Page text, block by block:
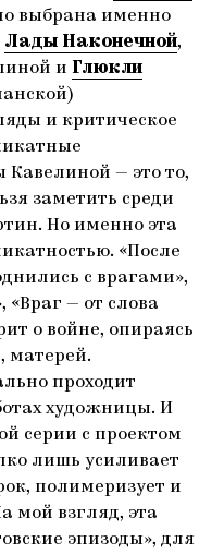
выбрана именно
Лады Наконечной,
и Глюкли
и критическое
— это то,
заметить среди
Но именно эта
«После
с врагами»,
«Враг — от слова
о войне, опираясь
матерей.
проходит
художницы. И
серии с проектом
лишь усиливает
полимеризует и
мой взгляд, эта
эпизоды», для